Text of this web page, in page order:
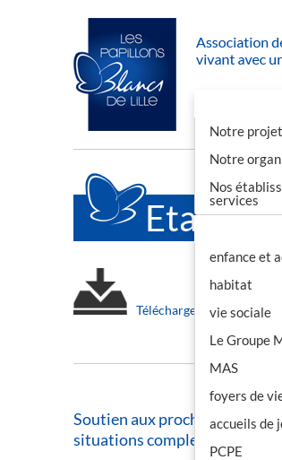
Notre
Notre
Nos
services
enfance et
habitat
vie sociale
Le Groupe
MAS
foyers de
accueils de
PCPE
Télécharger les
Soutien aux proches aidants
situations complexes